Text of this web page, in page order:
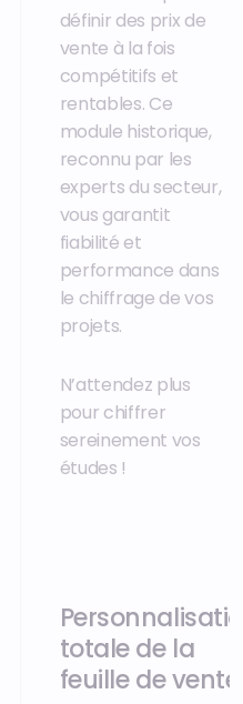
définir des prix de
vente à la fois
compétitifs et
rentables. Ce
module historique,
reconnu par les
experts du secteur,
vous garantit
fiabilité et
performance dans
le chiffrage de vos
projets.
N’attendez plus
pour chiffrer
sereinement vos
études !
Personnalisation
totale de la
feuille de vente